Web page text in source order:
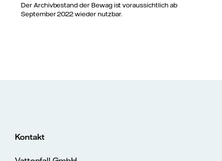
Der Archivbestand der Bewag ist voraussichtlich ab
September 2022 wieder nutzbar.
Kontakt